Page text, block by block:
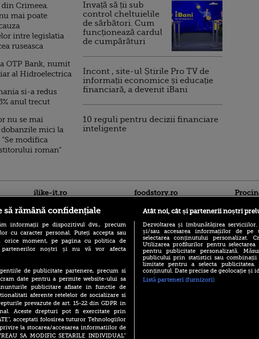
din Crimeea.
mai poate
intre legislatia
ruseasca
OTP Bank, numit
al Hidroelectrica
si-a redus
anul trecut
nu se mai
mici la
"Se modifica
roman"
Invață să ții sub
control cheltuielile
de sărbători. Cum
funcționează cardul
de cumpărături
Incont , site-ul Știrile Pro TV de
informații economice și educație
financiară, a devenit iBani
10 reguli pentru decizii financiare
inteligente
în
ilike-it.ro foodstory.ro
(P) Descoperă Lumea
Evenimentelor din România
cu Transilvania Events!
Emoții
să rămână confidențiale
informații pe dispozitivul dvs., precum
cu caracter personal. Puteți accepta sau
orice moment, pe pagina cu politica de
partenerilor noștri și nu vă vor afecta
de publicitate partenere, precum si
date pentru a permite website-ului sa
publicitare afisate in functie de
aferente retelelor de socializare si
prevazute de art. 15-22 din GDPR in
Aceste drepturi pot fi exercitate prin
acceptati folosirea tuturor Tehnologiilor
la stocarea/accesarea informatiilor de
SA MODIFIC SETARILE INDIVIDUAL”
Atât noi, cât și partenerii noștri
Dezvoltarea și îmbunătățirea
și/sau accesarea informațiilor de
selectarea conținutului personalizat.
Utilizarea profilurilor pentru
pentru publicitate personalizată.
publicului prin statistici sau
limitate pentru a selecta
conținutul. Date precise de geolocație și
Listă parteneri (furnizori)